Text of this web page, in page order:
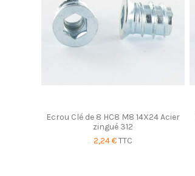
Ecrou Clé de 8 HC8 M8 14X24 Acier
zingué 312
2,24 €TTC